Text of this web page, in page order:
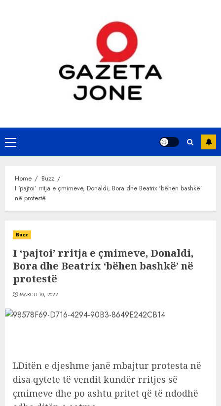
Primary
Menu
Home
Buzz
I ‘pajtoi’ rritja e çmimeve, Donaldi, Bora dhe Beatrix ‘bëhen bashkë’
në protestë
Buzz
I ‘pajtoi’ rritja e çmimeve, Donaldi,
Bora dhe Beatrix ‘bëhen bashkë’ në
protestë
MARCH 10, 2022
LDitën e djeshme janë mbajtur protesta në
disa qytete të vendit kundër rritjes së
çmimeve dhe po ashtu pritet që të ndodhë